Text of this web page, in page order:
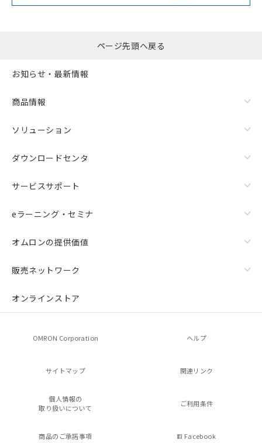
ページ先頭へ戻る
お知らせ・最新情報
商品情報
ソリューション
ダウンロードセンタ
サービスサポート
eラーニング・セミナ
オムロンの提供価値
販売ネットワーク
オンラインストア
OMRON Corporation ヘルプ
サイトマップ 関連リンク
個人情報の
取り扱いについて
ご利用条件
商品のご承諾事項 Facebook